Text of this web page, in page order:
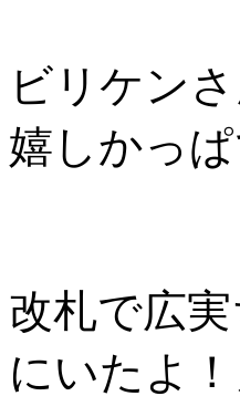
ビリケン
嬉しかっ
改札で広
にいたよ